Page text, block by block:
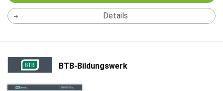
Details
BTB-Bildungswerk